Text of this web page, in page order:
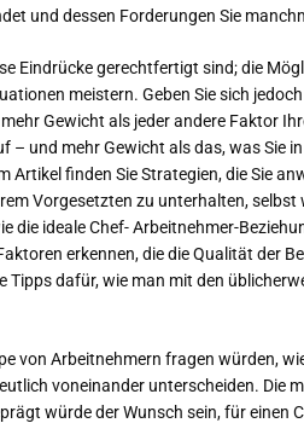
und dessen Forderungen Sie
Eindrücke gerechtfertigt sind; die
meistern. Geben Sie sich
Gewicht als jeder andere Faktor
und mehr Gewicht als das, was Sie
Artikel finden Sie Strategien, die Sie
Vorgesetzten zu unterhalten, selbst
die ideale Chef- Arbeitnehmer-
erkennen, die die Qualität der
Tipps dafür, wie man mit den
von Arbeitnehmern fragen würden,
voneinander unterscheiden. Die
würde der Wunsch sein, für einen